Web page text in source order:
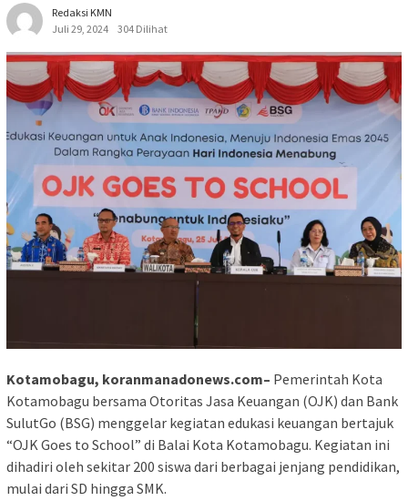
Redaksi KMN
Juli 29, 2024
304 Dilihat
Kotamobagu, koranmanadonews.com– Pemerintah Kota
Kotamobagu bersama Otoritas Jasa Keuangan (OJK) dan Bank
SulutGo (BSG) menggelar kegiatan edukasi keuangan bertajuk
“OJK Goes to School” di Balai Kota Kotamobagu. Kegiatan ini
dihadiri oleh sekitar 200 siswa dari berbagai jenjang pendidikan,
mulai dari SD hingga SMK.